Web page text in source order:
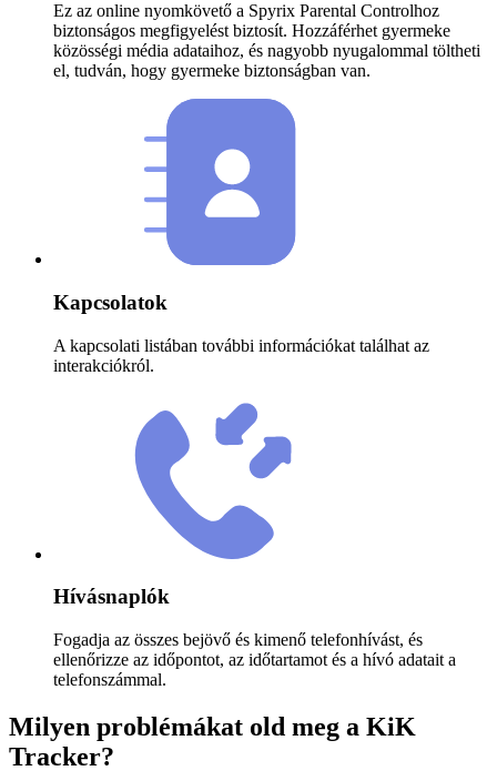
Ez az online nyomkövető a Spyrix Parental Controlhoz
biztonságos megfigyelést biztosít. Hozzáférhet gyermeke
közösségi média adataihoz, és nagyobb nyugalommal töltheti
el, tudván, hogy gyermeke biztonságban van.
Kapcsolatok
A kapcsolati listában további információkat találhat az
interakciókról.
Hívásnaplók
Fogadja az összes bejövő és kimenő telefonhívást, és
ellenőrizze az időpontot, az időtartamot és a hívó adatait a
telefonszámmal.
Milyen problémákat old meg a KiK
Tracker?